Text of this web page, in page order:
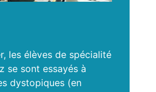
les élèves de spécialité
se sont essayés à
dystopiques (en